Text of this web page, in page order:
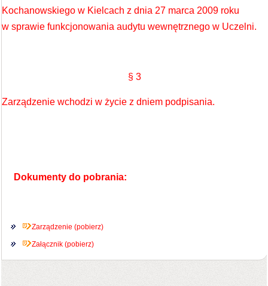
Kochanowskiego w Kielcach z dnia 27 marca 2009 roku
w sprawie funkcjonowania audytu wewnętrznego w Uczelni.
§ 3
Zarządzenie wchodzi w życie z dniem podpisania.
Dokumenty do pobrania:
Zarządzenie (pobierz)
Załącznik (pobierz)